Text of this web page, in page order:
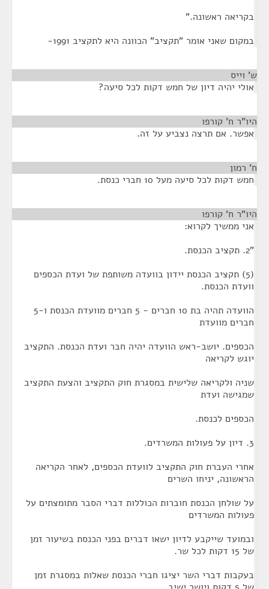
בקריאה ראשונה."
במקום שאני אומר "תקציב" הכוונה היא לתקציב 1991-
ש' וייס
אולי יהיה דיון של חמש דקות לכל סיעה?
היו"ר ח' קורפו
אפשר. אם תרצה נצביע על זה.
ח' רמון
חמש דקות לכל סיעה מעל 10 חברי כנסת.
היו"ר ח' קורפו
אני ממשיך לקרוא:
"2. תקציב הכנסת.
(5) תקציב הכנסת יידון בוועדה משותפת של ועדת הכספים
וועדת הכנסת.
הוועדה תהיה בת 10 חברים - 5 חברים מוועדת הכנסת ו-5
חברים מוועדת
הכספים. יושב-ראש הוועדה יהיה חבר ועדת הכנסת. התקציב
יוגש לקריאה
שניה ולקריאה שלישית במסגרת חוק התקציב והצעת התקציב
שמגישה ועדת
הכספים לכנסת.
3. דיון על פעולות המשרדים.
אחרי העברת חוק התקציב לוועדת הכספים, לאחר הקריאה
הראשונה, יניחו השרים
על שולחן הכנסת חוברות הכוללות דברי הסבר מתומצתים על
פעולות המשרדים
ובמועד שייקבע לדיון ישאו דברים בפני הכנסת בשיעור זמן
של 15 דקות לכל שר.
בעקבות דברי השר יציגו חברי הכנסת שאלות במסגרת זמן